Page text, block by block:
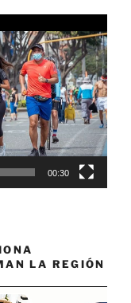
00:30
LA REGIÓN